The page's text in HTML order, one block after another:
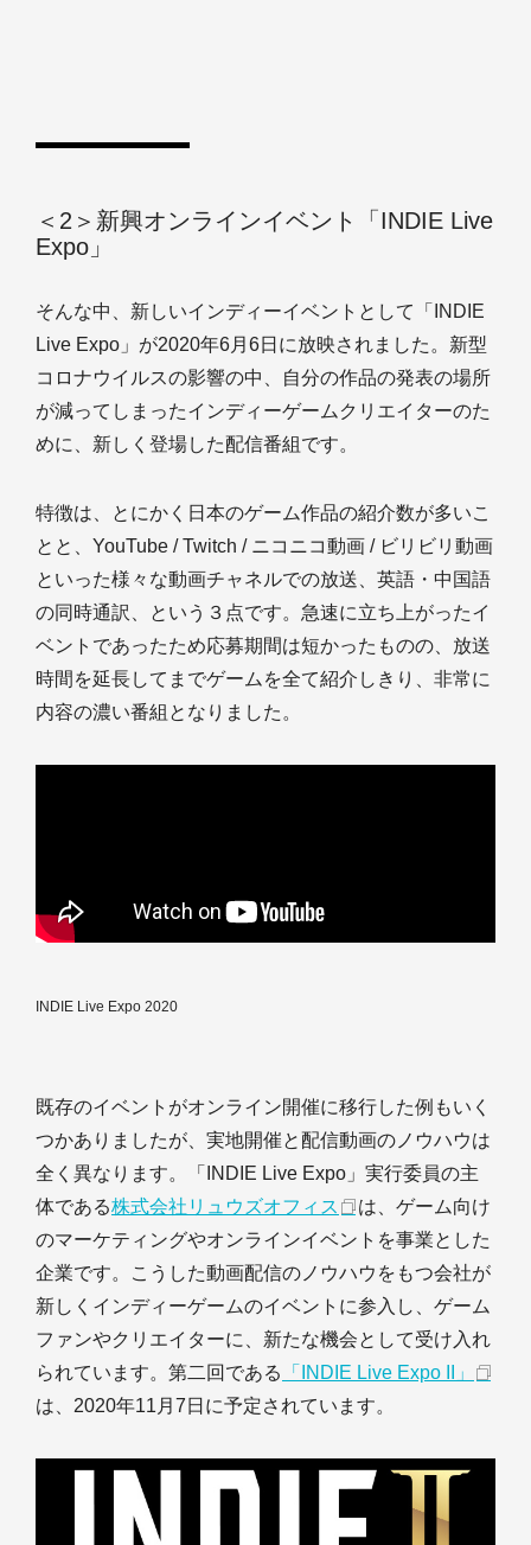
＜2＞新興オンラインイベント「INDIE Live
Expo」
そんな中、新しいインディーイベントとして「INDIE
Live Expo」が2020年6月6日に放映されました。新型
コロナウイルスの影響の中、自分の作品の発表の場所
が減ってしまったインディーゲームクリエイターのた
めに、新しく登場した配信番組です。
特徴は、とにかく日本のゲーム作品の紹介数が多いこ
とと、YouTube / Twitch / ニコニコ動画 / ビリビリ動画
といった様々な動画チャネルでの放送、英語・中国語
の同時通訳、という３点です。急速に立ち上がったイ
ベントであったため応募期間は短かったものの、放送
時間を延長してまでゲームを全て紹介しきり、非常に
内容の濃い番組となりました。
INDIE Live Expo 2020
既存のイベントがオンライン開催に移行した例もいく
つかありましたが、実地開催と配信動画のノウハウは
全く異なります。「INDIE Live Expo」実行委員の主
体である株式会社リュウズオフィス
は、ゲーム向け
のマーケティングやオンラインイベントを事業とした
企業です。こうした動画配信のノウハウをもつ会社が
新しくインディーゲームのイベントに参入し、ゲーム
ファンやクリエイターに、新たな機会として受け入れ
られています。第二回である
「INDIE Live Expo II」
は、2020年11月7日に予定されています。